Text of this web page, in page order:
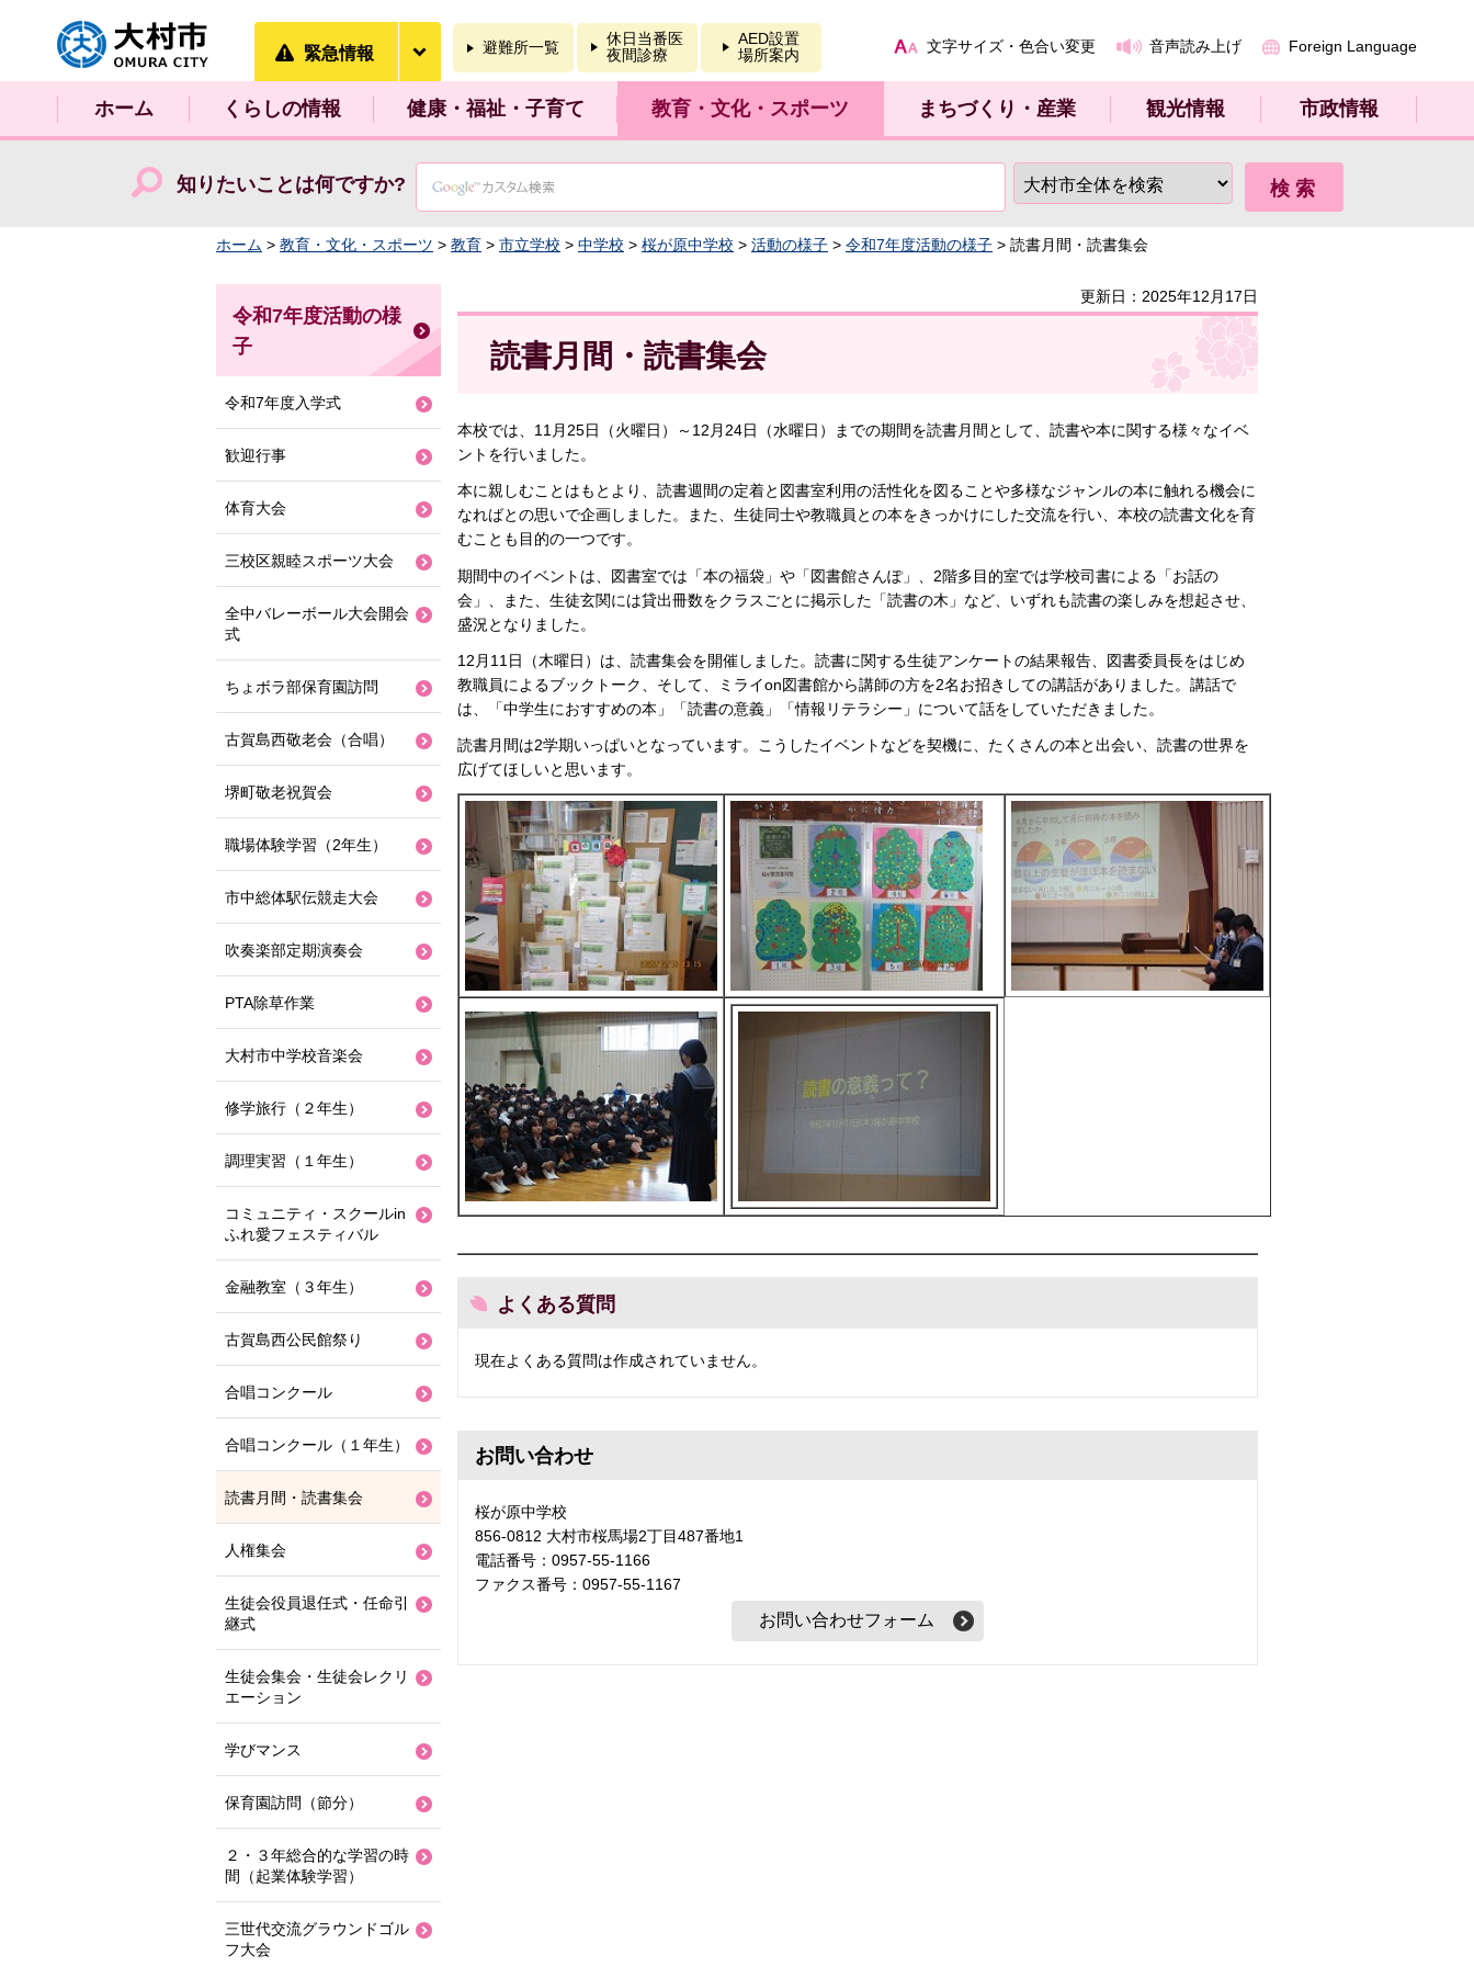
大村市
緊急情報 避難所一覧
休日当番医
夜間診療
AED設置
場所案内
文字サイズ・色合い変更 音声読み上げ Foreign Language
ホーム くらしの情報 健康・福祉・子育て 教育・文化・スポーツ まちづくり・産業 観光情報 市政情報
知りたいことは何ですか?
ホーム > 教育・文化・スポーツ > 教育 > 市立学校 > 中学校 > 桜が原中学校 > 活動の様子 > 令和7年度活動の様子 > 読書月間・読書集会
更新日：2025年12月17日
読書月間・読書集会
本校では、11月25日（火曜日）～12月24日（水曜日）までの期間を読書月間として、読書や本に関する様々なイベ
ントを行いました。
本に親しむことはもとより、読書週間の定着と図書室利用の活性化を図ることや多様なジャンルの本に触れる機会に
なればとの思いで企画しました。また、生徒同士や教職員との本をきっかけにした交流を行い、本校の読書文化を育
むことも目的の一つです。
期間中のイベントは、図書室では「本の福袋」や「図書館さんぽ」、2階多目的室では学校司書による「お話の
会」、また、生徒玄関には貸出冊数をクラスごとに掲示した「読書の木」など、いずれも読書の楽しみを想起させ、
盛況となりました。
12月11日（木曜日）は、読書集会を開催しました。読書に関する生徒アンケートの結果報告、図書委員長をはじめ
教職員によるブックトーク、そして、ミライon図書館から講師の方を2名お招きしての講話がありました。講話で
は、「中学生におすすめの本」「読書の意義」「情報リテラシー」について話をしていただきました。
読書月間は2学期いっぱいとなっています。こうしたイベントなどを契機に、たくさんの本と出会い、読書の世界を
広げてほしいと思います。
よくある質問
現在よくある質問は作成されていません。
お問い合わせ
桜が原中学校
856-0812 大村市桜馬場2丁目487番地1
電話番号：0957-55-1166
ファクス番号：0957-55-1167
令和7年度活動の様
子
令和7年度入学式
歓迎行事
体育大会
三校区親睦スポーツ大会
全中バレーボール大会開会
式
ちょボラ部保育園訪問
古賀島西敬老会（合唱）
堺町敬老祝賀会
職場体験学習（2年生）
市中総体駅伝競走大会
吹奏楽部定期演奏会
PTA除草作業
大村市中学校音楽会
修学旅行（２年生）
調理実習（１年生）
コミュニティ・スクールin
ふれ愛フェスティバル
金融教室（３年生）
古賀島西公民館祭り
合唱コンクール
合唱コンクール（１年生）
読書月間・読書集会
人権集会
生徒会役員退任式・任命引
継式
生徒会集会・生徒会レクリ
エーション
学びマンス
保育園訪問（節分）
２・３年総合的な学習の時
間（起業体験学習）
三世代交流グラウンドゴル
フ大会